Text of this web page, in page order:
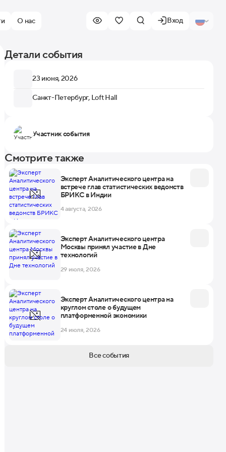
О нас Вход
Детали события
23 июня, 2026
Санкт-Петербург, Loft Hall
Участник события
Смотрите также
Эксперт Аналитического центра на
встрече глав статистических ведомств
БРИКС в Индии
4 августа, 2026
Эксперт Аналитического центра
Москвы принял участие в Дне
технологий
29 июля, 2026
Эксперт Аналитического центра на
круглом столе о будущем
платформенной экономики
24 июля, 2026
Все события